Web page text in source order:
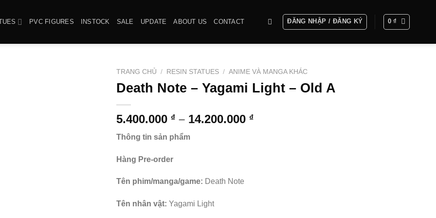
PVC FIGURES INSTOCK SALE UPDATE ABOUT US CONTACT ĐĂNG NHẬP / ĐĂNG KÝ 0₫
TRANG CHỦ / RESIN STATUES / ANIME VÀ MANGA KHÁC
Death Note – Yagami Light – Old A
5.400.000 ₫ – 14.200.000 ₫Khoảng
Thông tin sản phẩm
Hàng Pre-order
Tên phim/manga/game: Death Note
Tên nhân vật: Yagami Light